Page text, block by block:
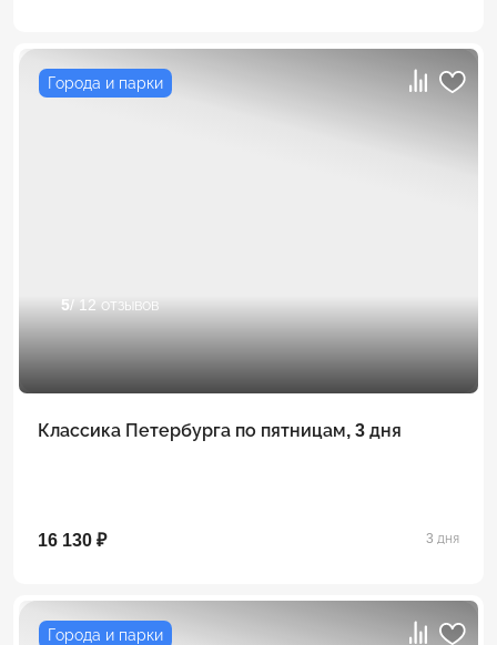
Города и парки
5/ 12 отзывов
Классика Петербурга по пятницам, 3 дня
16 130 ₽ 3 дня
Города и парки